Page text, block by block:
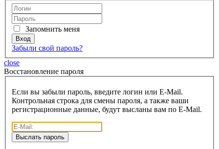
Запомнить меня
Забыли свой пароль?
close
Восcтановление пароля
Если вы забыли пароль, введите логин или E-Mail.
Контрольная строка для смены пароля, а также ваши
регистрационные данные, будут высланы вам по E-Mail.